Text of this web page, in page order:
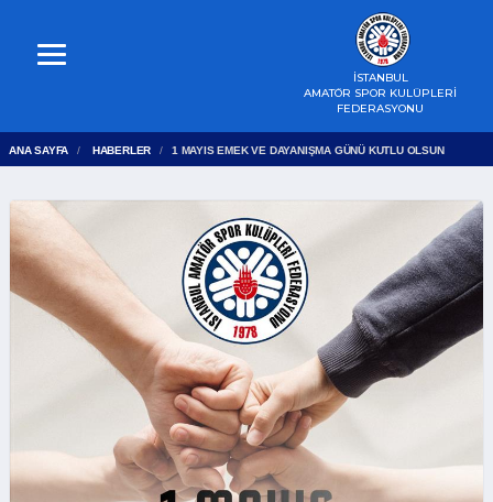
İSTANBUL
AMATÖR SPOR KULÜPLERİ
FEDERASYONU
ANA SAYFA HABERLER 1 MAYIS EMEK VE DAYANIŞMA GÜNÜ KUTLU OLSUN